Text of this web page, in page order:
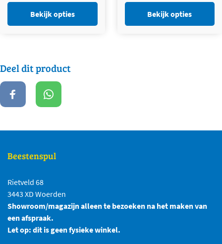
was:
€32,25.
€31,05
Bekijk opties Bekijk opties
Deel dit product
Beestenspul
Rietveld 68
3443 XD Woerden
Showroom/magazijn alleen te bezoeken na het maken van
een afspraak.
Let op: dit is geen fysieke winkel.